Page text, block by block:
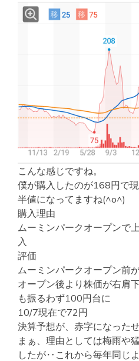
こんな感じですね。
僕が購入したのが168円で
半値になってますね(^o^)
購入理由
ムーミンパークオープンで
入
評価
ムーミンパークオープン前
オープン後より株価が右肩
も振るわず100円台に
10/7現在で72円
決算予想が、赤字になったせ
まぁ、理由としては梅雨や
したが‥これから毎年同じ